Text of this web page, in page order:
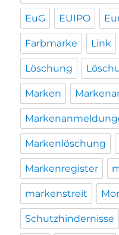
EuG EUIPO
Farbmarke Link
Löschung
Marken
Markenlöschung
Markenregister
markenstreit
Schutzhindernisse